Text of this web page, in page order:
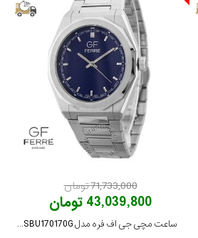
71,733,000 تومان
43,039,800 تومان
ساعت مچی جی اف فره مدل GFSSBU170170G